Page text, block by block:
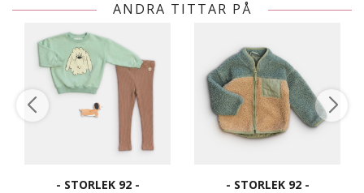
ANDRA TITTAR PÅ
- STORLEK 92 - - STORLEK 92 -